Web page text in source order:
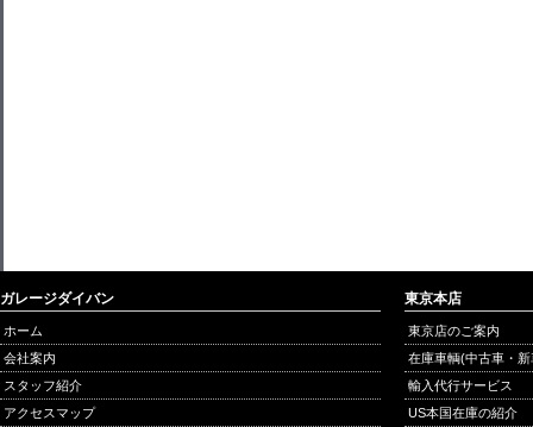
ガレージダイバン
ホーム
会社案内
スタッフ紹介
アクセスマップ
東京本店
東京店のご案内
在庫車輌(中古車・
輸入代行サービス
US本国在庫の紹介